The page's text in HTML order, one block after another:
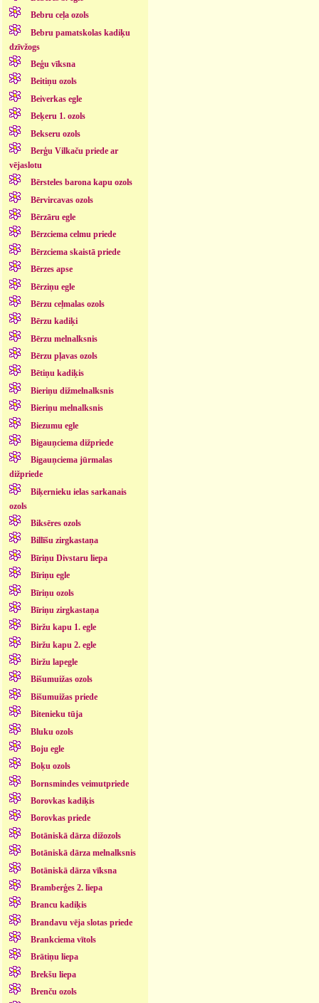
Bebru ceļa ozols
Bebru pamatskolas kadiķu
dzīvžogs
Beģu vīksna
Beitiņu ozols
Beiverkas egle
Beķeru 1. ozols
Bekseru ozols
Berģu Vilkaču priede ar
vējaslotu
Bērsteles barona kapu ozols
Bērvircavas ozols
Bērzāru egle
Bērzciema celmu priede
Bērzciema skaistā priede
Bērzes apse
Bērziņu egle
Bērzu ceļmalas ozols
Bērzu kadiķi
Bērzu melnalksnis
Bērzu pļavas ozols
Bētiņu kadiķis
Bieriņu dižmelnalksnis
Bieriņu melnalksnis
Biezumu egle
Bigauņciema dižpriede
Bigauņciema jūrmalas
dižpriede
Biķernieku ielas sarkanais
ozols
Biksēres ozols
Billīšu zirgkastaņa
Bīriņu Divstaru liepa
Bīriņu egle
Bīriņu ozols
Bīriņu zirgkastaņa
Biržu kapu 1. egle
Biržu kapu 2. egle
Biržu lapegle
Bišumuižas ozols
Bišumuižas priede
Bitenieku tūja
Bluku ozols
Boju egle
Boķu ozols
Bornsmindes veimutpriede
Borovkas kadiķis
Borovkas priede
Botāniskā dārza dižozols
Botāniskā dārza melnalksnis
Botāniskā dārza vīksna
Bramberģes 2. liepa
Brancu kadiķis
Brandavu vēja slotas priede
Brankciema vītols
Brātiņu liepa
Brekšu liepa
Brenču ozols